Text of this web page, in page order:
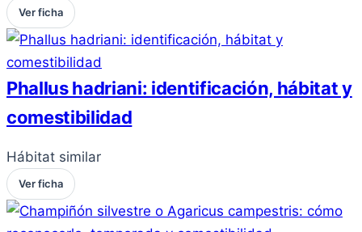
Ver ficha
Phallus hadriani: identificación, hábitat y
comestibilidad
Hábitat similar
Ver ficha